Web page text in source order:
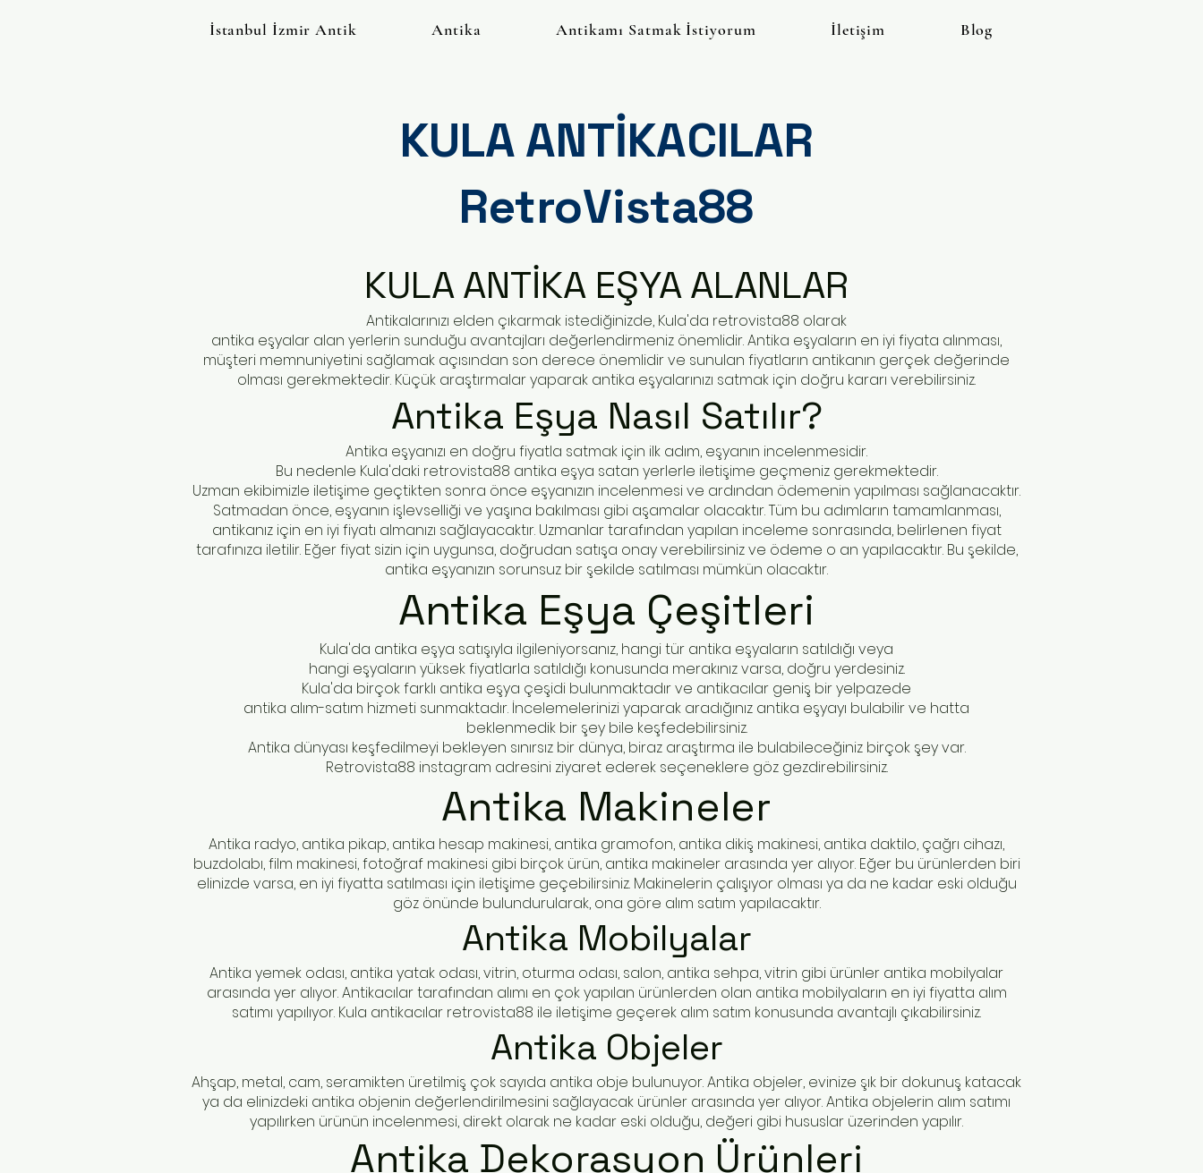
İstanbul İzmir Antik Antika Antikamı Satmak İstiyorum İletişim Blog
KULA ANTİKACILAR
RetroVista88
KULA ANTİKA EŞYA ALANLAR
Antikalarınızı elden çıkarmak istediğinizde, Kula'da retrovista88 olarak
antika eşyalar alan yerlerin sunduğu avantajları değerlendirmeniz önemlidir. Antika eşyaların en iyi fiyata alınması,
müşteri memnuniyetini sağlamak açısından son derece önemlidir ve sunulan fiyatların antikanın gerçek değerinde
olması gerekmektedir. Küçük araştırmalar yaparak antika eşyalarınızı satmak için doğru kararı verebilirsiniz.
Antika Eşya Nasıl Satılır?
Antika eşyanızı en doğru fiyatla satmak için ilk adım, eşyanın incelenmesidir.
Bu nedenle Kula'daki retrovista88 antika eşya satan yerlerle iletişime geçmeniz gerekmektedir.
Uzman ekibimizle iletişime geçtikten sonra önce eşyanızın incelenmesi ve ardından ödemenin yapılması sağlanacaktır.
Satmadan önce, eşyanın işlevselliği ve yaşına bakılması gibi aşamalar olacaktır. Tüm bu adımların tamamlanması,
antikanız için en iyi fiyatı almanızı sağlayacaktır. Uzmanlar tarafından yapılan inceleme sonrasında, belirlenen fiyat
tarafınıza iletilir. Eğer fiyat sizin için uygunsa, doğrudan satışa onay verebilirsiniz ve ödeme o an yapılacaktır. Bu şekilde,
antika eşyanızın sorunsuz bir şekilde satılması mümkün olacaktır.
Antika Eşya Çeşitleri
Kula'da antika eşya satışıyla ilgileniyorsanız, hangi tür antika eşyaların satıldığı veya
hangi eşyaların yüksek fiyatlarla satıldığı konusunda merakınız varsa, doğru yerdesiniz.
Kula'da birçok farklı antika eşya çeşidi bulunmaktadır ve antikacılar geniş bir yelpazede
antika alım-satım hizmeti sunmaktadır. İncelemelerinizi yaparak aradığınız antika eşyayı bulabilir ve hatta
beklenmedik bir şey bile keşfedebilirsiniz.
Antika dünyası keşfedilmeyi bekleyen sınırsız bir dünya, biraz araştırma ile bulabileceğiniz birçok şey var.
Retrovista88 instagram adresini ziyaret ederek seçeneklere göz gezdirebilirsiniz.
Antika Makineler
Antika radyo, antika pikap, antika hesap makinesi, antika gramofon, antika dikiş makinesi, antika daktilo, çağrı cihazı,
buzdolabı, film makinesi, fotoğraf makinesi gibi birçok ürün, antika makineler arasında yer alıyor. Eğer bu ürünlerden biri
elinizde varsa, en iyi fiyatta satılması için iletişime geçebilirsiniz. Makinelerin çalışıyor olması ya da ne kadar eski olduğu
göz önünde bulundurularak, ona göre alım satım yapılacaktır.
Antika Mobilyalar
Antika yemek odası, antika yatak odası, vitrin, oturma odası, salon, antika sehpa, vitrin gibi ürünler antika mobilyalar
arasında yer alıyor. Antikacılar tarafından alımı en çok yapılan ürünlerden olan antika mobilyaların en iyi fiyatta alım
satımı yapılıyor. Kula antikacılar retrovista88 ile iletişime geçerek alım satım konusunda avantajlı çıkabilirsiniz.
Antika Objeler
Ahşap, metal, cam, seramikten üretilmiş çok sayıda antika obje bulunuyor. Antika objeler, evinize şık bir dokunuş katacak
ya da elinizdeki antika objenin değerlendirilmesini sağlayacak ürünler arasında yer alıyor. Antika objelerin alım satımı
yapılırken ürünün incelenmesi, direkt olarak ne kadar eski olduğu, değeri gibi hususlar üzerinden yapılır.
Antika Dekorasyon Ürünleri